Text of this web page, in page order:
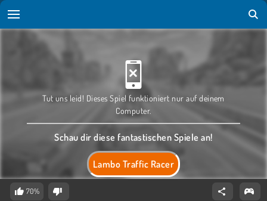
Lambo Traffic Racer
Tut uns leid! Dieses Spiel funktioniert nur auf deinem
Computer.
Schau dir diese fantastischen Spiele an!
70%